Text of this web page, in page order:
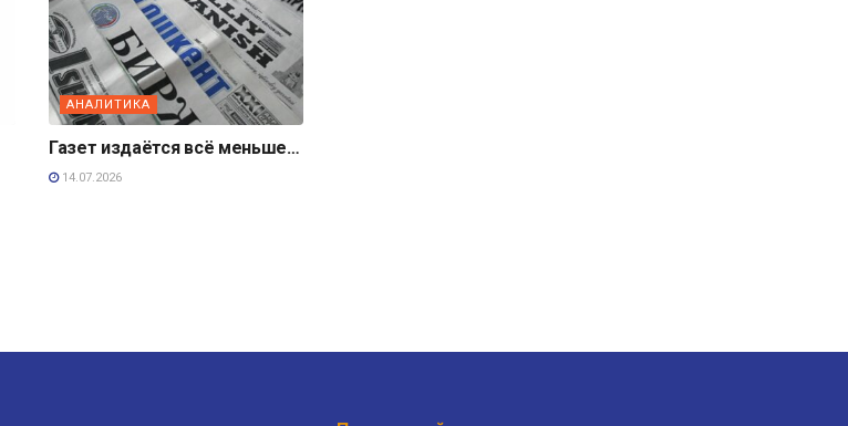
АНАЛИТИКА
Газет издаётся всё меньше…
14.07.2026